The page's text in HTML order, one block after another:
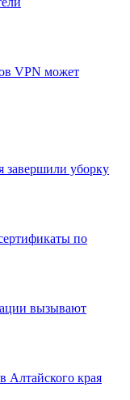
VPN может
завершили уборку
по
вызывают
Алтайского края